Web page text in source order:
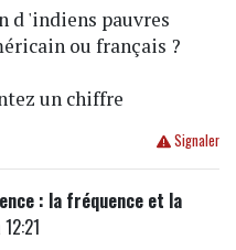
d 'indiens pauvres
ou français ?
un chiffre
Signaler
: la fréquence et la